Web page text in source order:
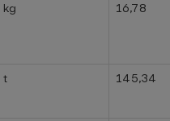
kg 16,78
t 145,34